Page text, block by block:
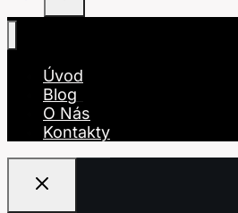
Úvod
Blog
O Nás
Kontakty